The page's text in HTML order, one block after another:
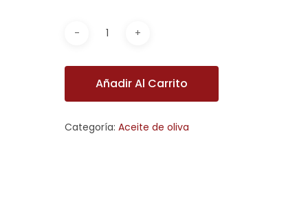
Añadir Al Carrito
Categoría: Aceite de oliva